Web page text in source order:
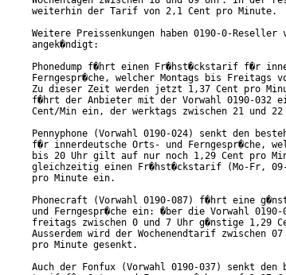
weiterhin der Tarif von 2,1 Cent pro Minute.
Weitere Preissenkungen haben 0190-0-Reseller
angek�ndigt:
Phonedump f�hrt einen Fr�hst�ckstarif f�r
Ferngespr�che, welcher Montags bis
Zu dieser Zeit werden jetzt 1,37 Cent pro
f�hrt der Anbieter mit der Vorwahl 0190-032
Cent/Min ein, der werktags zwischen 21 und
Pennyphone (Vorwahl 0190-024) senkt den
f�r innerdeutsche Orts- und Ferngespr�che,
bis 20 Uhr gilt auf nur noch 1,29 Cent pro
gleichzeitig einen Fr�hst�ckstarif (Mo-Fr,
pro Minute ein.
Phonecraft (Vorwahl 0190-087) f�hrt eine
und Ferngespr�che ein: �ber die Vorwahl 0190-
freitags zwischen 0 und 7 Uhr g�nstige 1,29
Ausserdem wird der Wochenendtarif zwischen
pro Minute gesenkt.
Auch der Fonfux (Vorwahl 0190-037) senkt den